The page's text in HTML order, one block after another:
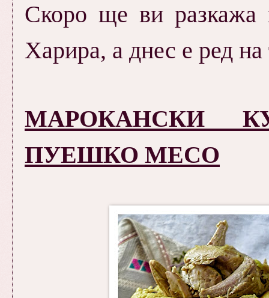
Скоро ще ви разкажа
Харира, а днес е ред на
МАРОКАНСКИ
ПУЕШКО МЕСО